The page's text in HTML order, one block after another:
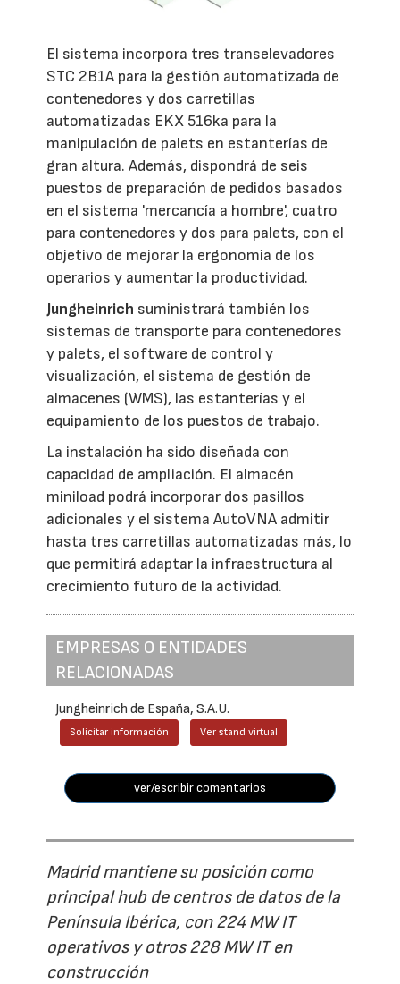
El sistema incorpora tres transelevadores
STC 2B1A para la gestión automatizada de
contenedores y dos carretillas
automatizadas EKX 516ka para la
manipulación de palets en estanterías de
gran altura. Además, dispondrá de seis
puestos de preparación de pedidos basados
en el sistema 'mercancía a hombre', cuatro
para contenedores y dos para palets, con el
objetivo de mejorar la ergonomía de los
operarios y aumentar la productividad.
Jungheinrich suministrará también los
sistemas de transporte para contenedores
y palets, el software de control y
visualización, el sistema de gestión de
almacenes (WMS), las estanterías y el
equipamiento de los puestos de trabajo.
La instalación ha sido diseñada con
capacidad de ampliación. El almacén
miniload podrá incorporar dos pasillos
adicionales y el sistema AutoVNA admitir
hasta tres carretillas automatizadas más, lo
que permitirá adaptar la infraestructura al
crecimiento futuro de la actividad.
EMPRESAS O ENTIDADES
RELACIONADAS
Jungheinrich de España, S.A.U.
Solicitar información Ver stand virtual
ver/escribir comentarios
Madrid mantiene su posición como
principal hub de centros de datos de la
Península Ibérica, con 224 MW IT
operativos y otros 228 MW IT en
construcción